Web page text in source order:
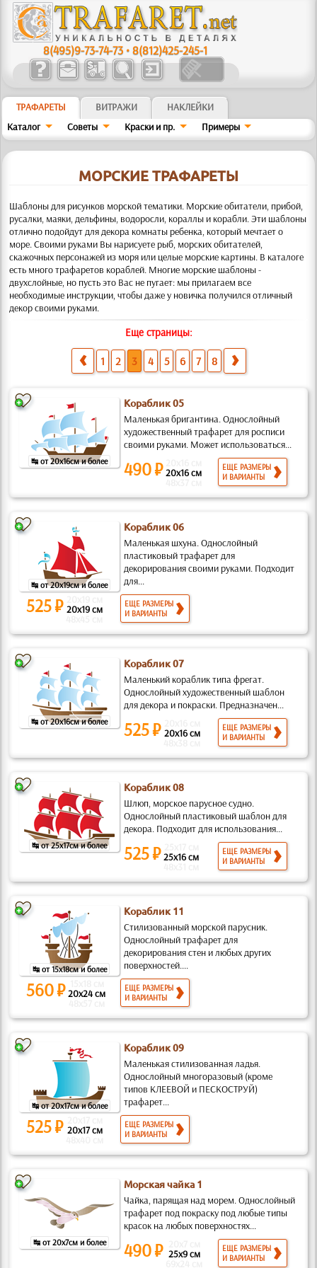
8(495)9-73-74-73 •8(812)425-245-1
ТРАФАРЕТЫ ВИТРАЖИ
НАКЛЕЙКИ
Каталог
Советы Краски и пр. Примеры
МОРСКИЕ ТРАФАРЕТЫ
Шаблоны для рисунков морской тематики. Морские обитатели, прибой,
русалки, маяки, дельфины, водоросли, кораллы и корабли.Эти шаблоны
отлично подойдут для декора комнаты ребенка, который мечтает о
море. Своими руками Вы нарисуете рыб, морских обитателей,
скажочных персонажей из моря или целые морские картины. В каталоге
есть много трафаретов кораблей. Многие морские шаблоны -
двухслойные, но пусть это Вас не пугает: мы прилагаем все
необходимые инструкции, чтобы даже у новичка получился отличный
декор своими руками.
Еще страницы:
1 2 3 4 5 6 7 8
↹ от 20x16см и более
Кораблик 05
Маленькая бригантина. Однослойный
художественный трафарет для росписи
своими руками. Может использоватьcя...
490 ₽20x16 см
ЕЩЕ РАЗМЕРЫ
И ВАРИАНТЫ
↹ от 20x19см и более
Кораблик 06
Маленькая шхуна. Однослойный
пластиковый трафарет для
декорирования своими руками. Подходит
для...
525 ₽ 20x19 см
ЕЩЕ РАЗМЕРЫ
И ВАРИАНТЫ
↹ от 20x16см и более
Кораблик 07
Маленький кораблик типа фрегат.
Однослойный художественный шаблон
для декора и покраски. Предназначен...
525 ₽ 20x16 см
ЕЩЕ РАЗМЕРЫ
И ВАРИАНТЫ
↹ от 25x17см и более
Кораблик 08
Шлюп, морское парусное судно.
Однослойный пластиковый шаблон для
декора. Подходит для использования...
525 ₽25x16 см
ЕЩЕ РАЗМЕРЫ
И ВАРИАНТЫ
↹ от 15x18см и более
Кораблик 11
Стилизованный морской парусник.
Однослойный трафарет для
декорирования стен и любых других
поверхностей....
560 ₽20x24 см
ЕЩЕ РАЗМЕРЫ
И ВАРИАНТЫ
↹ от 20x17см и более
Кораблик 09
Маленькая стилизованная ладья.
Однослойный многоразовый (кроме
типов КЛЕЕВОЙ и ПЕСКОСТРУЙ)
трафарет...
525 ₽ 20x17 см
ЕЩЕ РАЗМЕРЫ
И ВАРИАНТЫ
↹ от 20x7см и более
Морская чайка 1
Чайка, парящая над морем. Однослойный
трафарет под покраску под любые типы
красок на любых поверхностях...
490 ₽ 25x9 см
ЕЩЕ РАЗМЕРЫ
И ВАРИАНТЫ